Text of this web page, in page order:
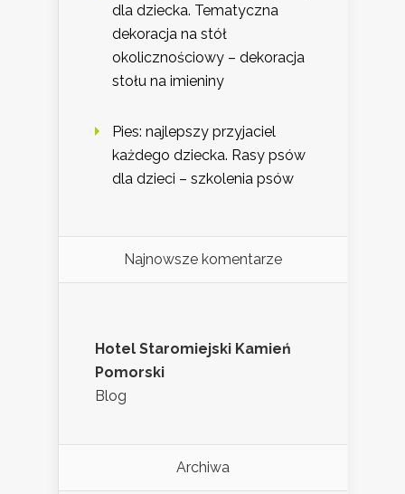
dla dziecka. Tematyczna
dekoracja na stół
okolicznościowy – dekoracja
stołu na imieniny
Pies: najlepszy przyjaciel
każdego dziecka. Rasy psów
dla dzieci – szkolenia psów
Najnowsze komentarze
Hotel Staromiejski Kamień
Pomorski
Blog
Archiwa